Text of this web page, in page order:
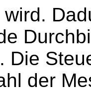
Die
der